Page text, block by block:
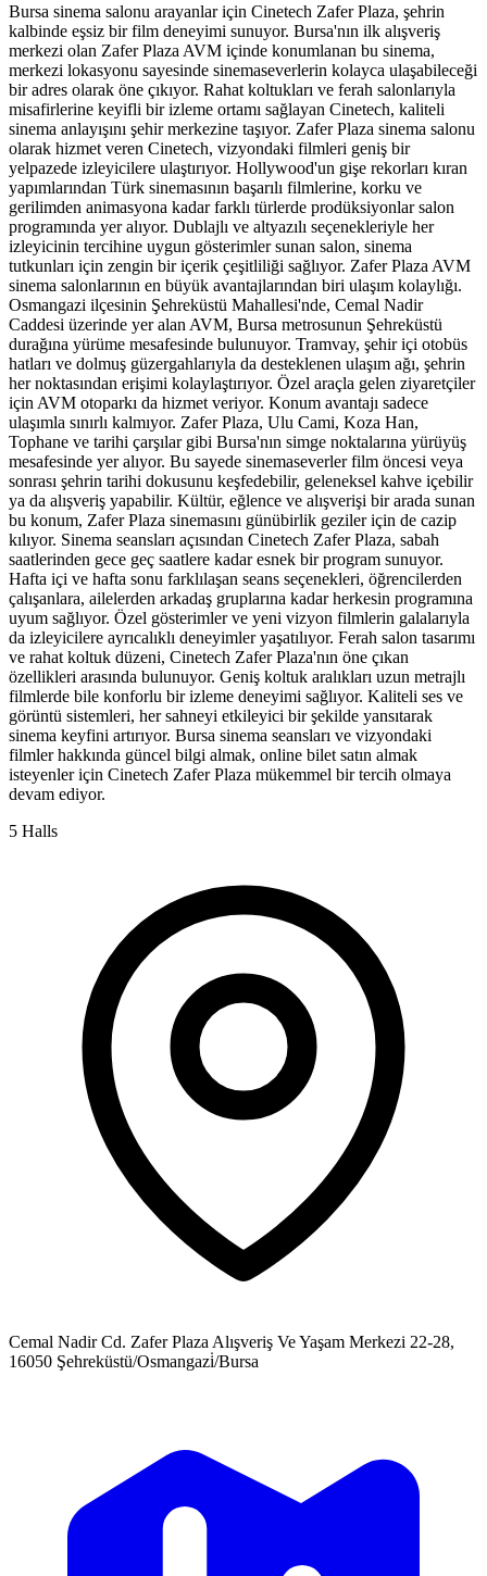
Bursa sinema salonu arayanlar için Cinetech Zafer Plaza, şehrin
kalbinde eşsiz bir film deneyimi sunuyor. Bursa'nın ilk alışveriş
merkezi olan Zafer Plaza AVM içinde konumlanan bu sinema,
merkezi lokasyonu sayesinde sinemaseverlerin kolayca ulaşabileceği
bir adres olarak öne çıkıyor. Rahat koltukları ve ferah salonlarıyla
misafirlerine keyifli bir izleme ortamı sağlayan Cinetech, kaliteli
sinema anlayışını şehir merkezine taşıyor. Zafer Plaza sinema salonu
olarak hizmet veren Cinetech, vizyondaki filmleri geniş bir
yelpazede izleyicilere ulaştırıyor. Hollywood'un gişe rekorları kıran
yapımlarından Türk sinemasının başarılı filmlerine, korku ve
gerilimden animasyona kadar farklı türlerde prodüksiyonlar salon
programında yer alıyor. Dublajlı ve altyazılı seçenekleriyle her
izleyicinin tercihine uygun gösterimler sunan salon, sinema
tutkunları için zengin bir içerik çeşitliliği sağlıyor. Zafer Plaza AVM
sinema salonlarının en büyük avantajlarından biri ulaşım kolaylığı.
Osmangazi ilçesinin Şehreküstü Mahallesi'nde, Cemal Nadir
Caddesi üzerinde yer alan AVM, Bursa metrosunun Şehreküstü
durağına yürüme mesafesinde bulunuyor. Tramvay, şehir içi otobüs
hatları ve dolmuş güzergahlarıyla da desteklenen ulaşım ağı, şehrin
her noktasından erişimi kolaylaştırıyor. Özel araçla gelen ziyaretçiler
için AVM otoparkı da hizmet veriyor. Konum avantajı sadece
ulaşımla sınırlı kalmıyor. Zafer Plaza, Ulu Cami, Koza Han,
Tophane ve tarihi çarşılar gibi Bursa'nın simge noktalarına yürüyüş
mesafesinde yer alıyor. Bu sayede sinemaseverler film öncesi veya
sonrası şehrin tarihi dokusunu keşfedebilir, geleneksel kahve içebilir
ya da alışveriş yapabilir. Kültür, eğlence ve alışverişi bir arada sunan
bu konum, Zafer Plaza sinemasını günübirlik geziler için de cazip
kılıyor. Sinema seansları açısından Cinetech Zafer Plaza, sabah
saatlerinden gece geç saatlere kadar esnek bir program sunuyor.
Hafta içi ve hafta sonu farklılaşan seans seçenekleri, öğrencilerden
çalışanlara, ailelerden arkadaş gruplarına kadar herkesin programına
uyum sağlıyor. Özel gösterimler ve yeni vizyon filmlerin galalarıyla
da izleyicilere ayrıcalıklı deneyimler yaşatılıyor. Ferah salon tasarımı
ve rahat koltuk düzeni, Cinetech Zafer Plaza'nın öne çıkan
özellikleri arasında bulunuyor. Geniş koltuk aralıkları uzun metrajlı
filmlerde bile konforlu bir izleme deneyimi sağlıyor. Kaliteli ses ve
görüntü sistemleri, her sahneyi etkileyici bir şekilde yansıtarak
sinema keyfini artırıyor. Bursa sinema seansları ve vizyondaki
filmler hakkında güncel bilgi almak, online bilet satın almak
isteyenler için Cinetech Zafer Plaza mükemmel bir tercih olmaya
devam ediyor.
5 Halls
Cemal Nadir Cd. Zafer Plaza Alışveriş Ve Yaşam Merkezi 22-28,
16050 Şehreküstü/Osmangazi̇/Bursa